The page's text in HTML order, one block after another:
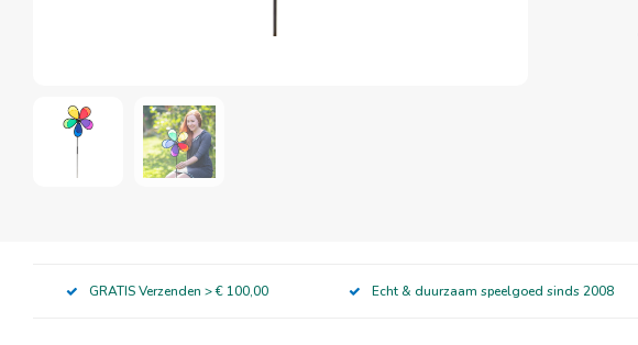
GRATIS Verzenden > € 100,00 Echt & duurzaam speelgoed sinds 2008